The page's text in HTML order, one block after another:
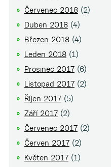
Červenec 2018(2)
Duben 2018(4)
Březen 2018(4)
Leden 2018(1)
Prosinec 2017(6)
Listopad 2017(2)
Říjen 2017(5)
Září 2017(2)
Červenec 2017(2)
Červen 2017(2)
Květen 2017(1)